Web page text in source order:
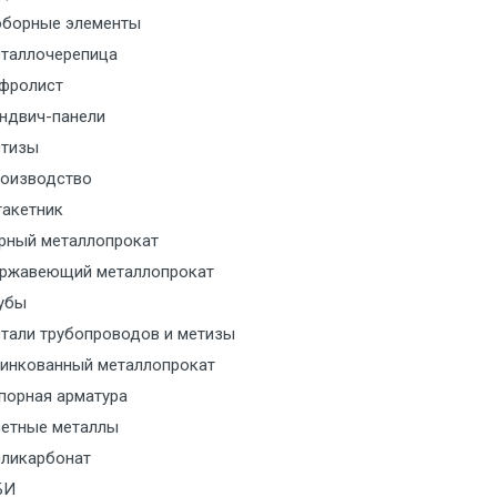
за МКАД
за МКАД
за МКАД
с транспортным
с транспортным
с транспортным
элементы
панели
металлопрокат
металлопрокат
трубопроводов и метизы
металлопрокат
арматура
металлы